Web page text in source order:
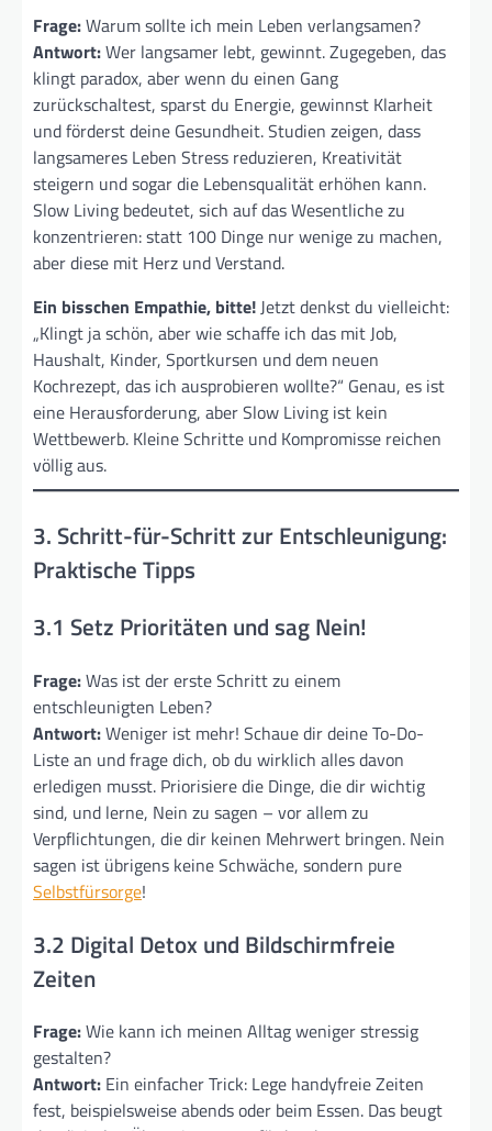
Frage:Warum sollte ich mein Leben verlangsamen?
Antwort:Wer langsamer lebt, gewinnt. Zugegeben, das
klingt paradox, aber wenn du einen Gang
zurückschaltest, sparst du Energie, gewinnst Klarheit
und förderst deine Gesundheit. Studien zeigen, dass
langsameres Leben Stress reduzieren, Kreativität
steigern und sogar die Lebensqualität erhöhen kann.
Slow Living bedeutet, sich auf das Wesentliche zu
konzentrieren: statt 100 Dinge nur wenige zu machen,
aber diese mit Herz und Verstand.
Ein bisschen Empathie, bitte!Jetzt denkst du vielleicht:
„Klingt ja schön, aber wie schaffe ich das mit Job,
Haushalt, Kinder, Sportkursen und dem neuen
Kochrezept, das ich ausprobieren wollte?“ Genau, es ist
eine Herausforderung, aber Slow Living ist kein
Wettbewerb. Kleine Schritte und Kompromisse reichen
völlig aus.
3. Schritt-für-Schritt zur Entschleunigung:
Praktische Tipps
3.1 Setz Prioritäten und sag Nein!
Frage:Was ist der erste Schritt zu einem
entschleunigten Leben?
Antwort:Weniger ist mehr! Schaue dir deine To-Do-
Liste an und frage dich, ob du wirklich alles davon
erledigen musst. Priorisiere die Dinge, die dir wichtig
sind, und lerne, Nein zu sagen – vor allem zu
Verpflichtungen, die dir keinen Mehrwert bringen. Nein
sagen ist übrigens keine Schwäche, sondern pure
Selbstfürsorge!
3.2 Digital Detox und Bildschirmfreie
Zeiten
Frage:Wie kann ich meinen Alltag weniger stressig
gestalten?
Antwort: Ein einfacher Trick: Lege handyfreie Zeiten
fest, beispielsweise abends oder beim Essen. Das beugt